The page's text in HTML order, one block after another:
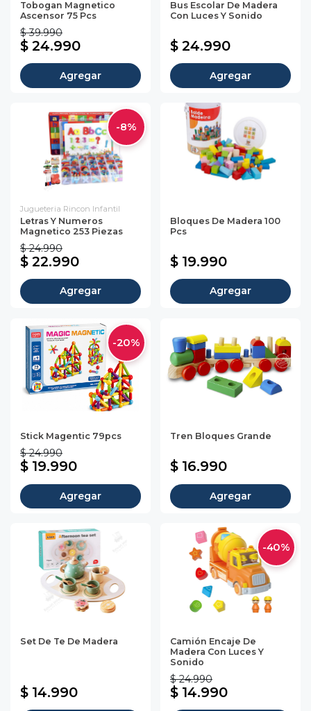
Tobogan Magnetico
Ascensor 75 Pcs
$ 39.990
$ 24.990
Agregar
Bus Escolar De Madera
Con Luces Y Sonido
$ 24.990
Agregar
-8%
Jugueteria Rincon Infantil
Letras Y Numeros
Magnetico 253 Piezas
$ 24.990
$ 22.990
Agregar
Bloques De Madera 100
Pcs
$ 19.990
Agregar
-20%
Stick Magentic 79pcs
$ 24.990
$ 19.990
Agregar
Tren Bloques Grande
$ 16.990
Agregar
Set De Te De Madera
$ 14.990
-40%
Camión Encaje De
Madera Con Luces Y
Sonido
$ 24.990
$ 14.990